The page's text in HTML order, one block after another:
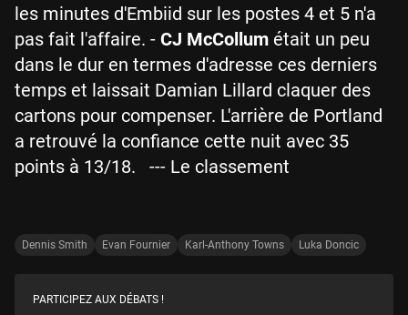
les minutes d'Embiid sur les postes 4 et 5 n'a
pas fait l'affaire. - CJ McCollum était un peu
dans le dur en termes d'adresse ces derniers
temps et laissait Damian Lillard claquer des
cartons pour compenser. L'arrière de Portland
a retrouvé la confiance cette nuit avec 35
points à 13/18. --- Le classement
Dennis Smith Evan Fournier Karl-Anthony Towns Luka Doncic
PARTICIPEZ AUX DÉBATS !